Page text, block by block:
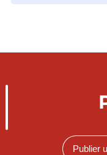
Publier